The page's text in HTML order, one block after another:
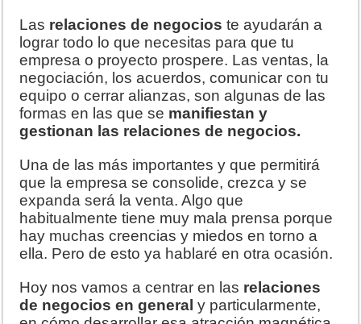
Las relaciones de negocios te ayudarán a
lograr todo lo que necesitas para que tu
empresa o proyecto prospere. Las ventas, la
negociación, los acuerdos, comunicar con tu
equipo o cerrar alianzas, son algunas de las
formas en las que se manifiestan y
gestionan las relaciones de negocios.
Una de las más importantes y que permitirá
que la empresa se consolide, crezca y se
expanda será la venta. Algo que
habitualmente tiene muy mala prensa porque
hay muchas creencias y miedos en torno a
ella. Pero de esto ya hablaré en otra ocasión.
Hoy nos vamos a centrar en las relaciones
de negocios en general y particularmente,